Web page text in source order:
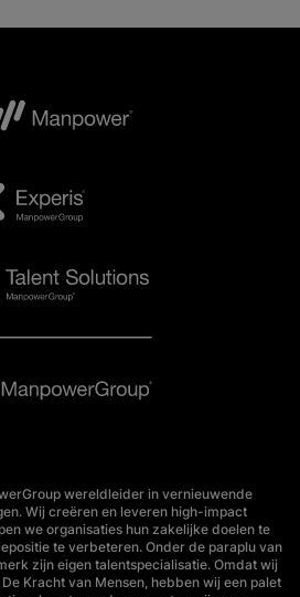
wereldleider in vernieuwende
Wij creëren en leveren high-impact
we organisaties hun zakelijke doelen te
te verbeteren. Onder de paraplu van
zijn eigen talentspecialisatie. Omdat wij
Kracht van Mensen, hebben wij een palet